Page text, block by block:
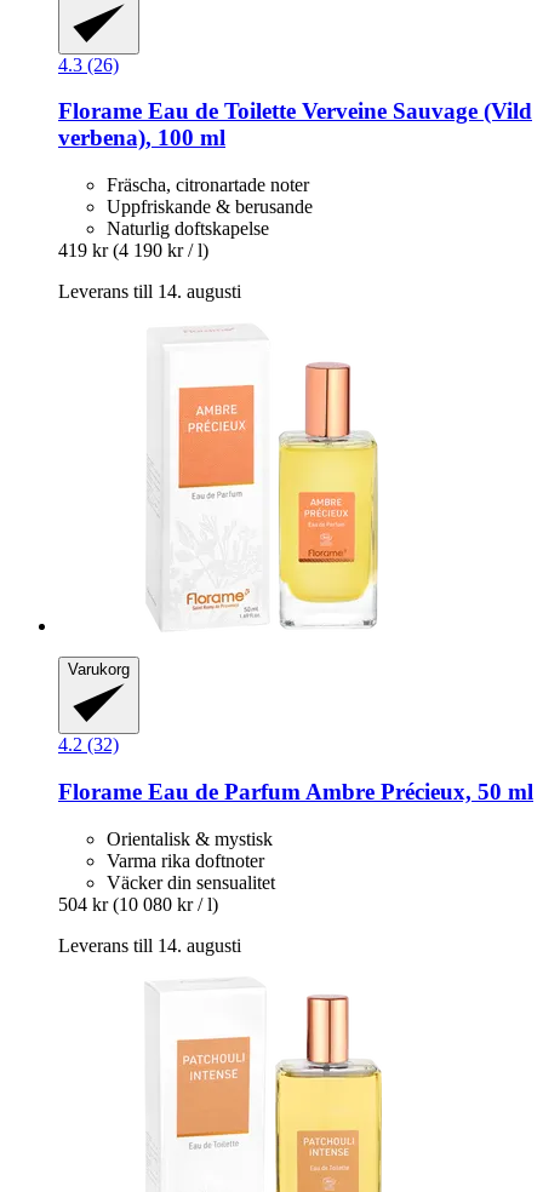
4.3 (26)
Florame Eau de Toilette Verveine Sauvage (Vild
verbena), 100 ml
Fräscha, citronartade noter
Uppfriskande & berusande
Naturlig doftskapelse
419 kr (4 190 kr / l)
Leverans till 14. augusti
Varukorg
4.2 (32)
Florame Eau de Parfum Ambre Précieux, 50 ml
Orientalisk & mystisk
Varma rika doftnoter
Väcker din sensualitet
504 kr (10 080 kr / l)
Leverans till 14. augusti